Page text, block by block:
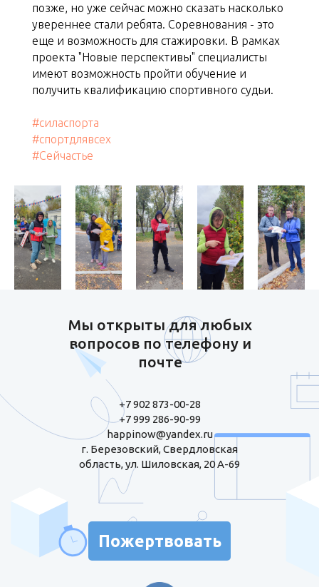
позже, но уже сейчас можно сказать насколько
увереннее стали ребята. Соревнования - это
еще и возможность для стажировки. В рамках
проекта "Новые перспективы" специалисты
имеют возможность пройти обучение и
получить квалификацию спортивного судьи.
#силаспорта
#спортдлявсех
#Сейчастье
Мы открыты для любых
вопросов по телефону и
почте
+7 902 873-00-28
+7 999 286-90-99
happinow@yandex.ru
г. Березовский, Свердловская
область, ул. Шиловская, 20 А-69
Пожертвовать